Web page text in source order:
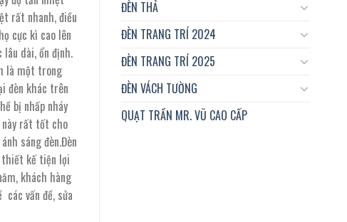
ĐÈN THẢ
ĐÈN TRANG TRÍ 2024
ĐÈN TRANG TRÍ 2025
ĐÈN VÁCH TƯỜNG
QUẠT TRẦN MR. VŨ CAO CẤP
rất nhanh, điều
cực kì cao lên
dài, ổn định.
là một trong
đèn khác trên
bị nhấp nháy
này rất tốt cho
sáng đèn.Đèn
thiết kế tiện lợi
khách hàng
vấn đề, sửa